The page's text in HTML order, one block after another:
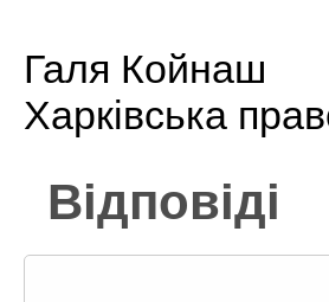
Галя Койнаш
Харківська
Відповіді